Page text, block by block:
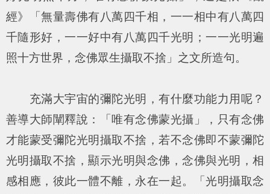
經》「無量壽佛有八萬四千相，一一相中有八萬四
千隨形好，一一好中有八萬四千光明；一一光明遍
照十方世界，念佛眾生攝取不捨 」之文所造句。
充滿大宇宙的彌陀光明，有什麼功能力用呢？
善導大師闡釋說：「唯有念佛蒙光攝」，只有念佛
才能蒙受彌陀光明攝取不捨，若不念佛即不蒙彌陀
光明攝取不捨，顯示光明與念佛，念佛與光明，相
感相應，彼此一體不離，永在一起。「光明攝取念